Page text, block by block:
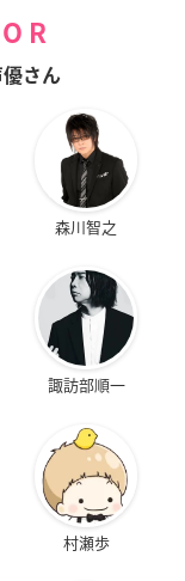
さん
森川智之
諏訪部順一
村瀬歩